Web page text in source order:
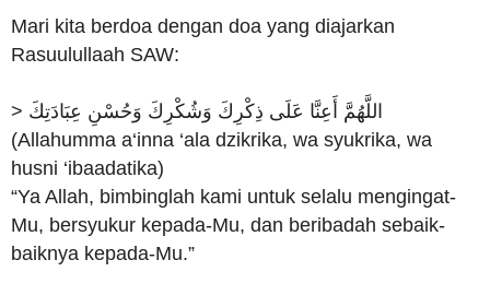
Mari kita berdoa dengan doa yang diajarkan
Rasuulullaah SAW:
> اللَّهُمَّ أَعِنَّا عَلَى ذِكْرِكَ وَشُكْرِكَ وَحُسْنِ عِبَادَتِكَ
(Allahumma a‘inna ‘ala dzikrika, wa syukrika, wa
husni ‘ibaadatika)
“Ya Allah, bimbinglah kami untuk selalu mengingat-
Mu, bersyukur kepada-Mu, dan beribadah sebaik-
baiknya kepada-Mu.”